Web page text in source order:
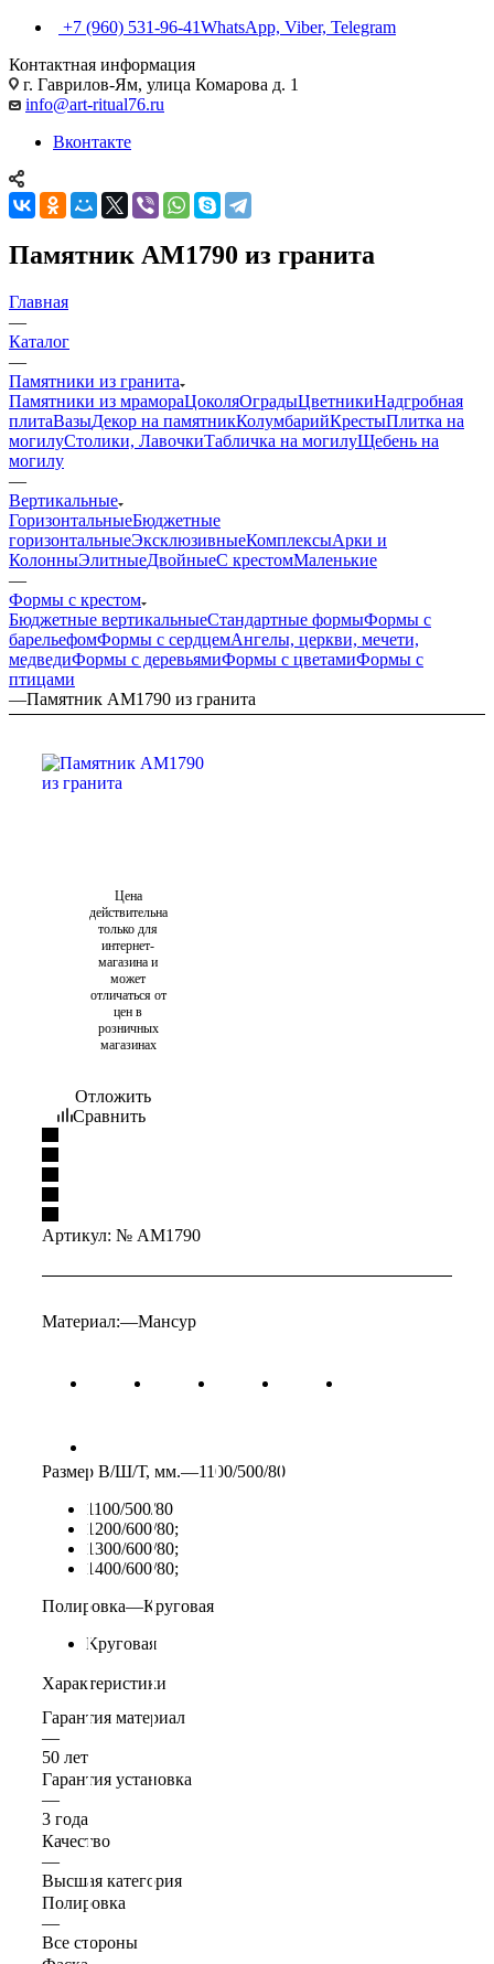
+7 (960) 531-96-41WhatsApp, Viber, Telegram
Контактная информация
г. Гаврилов-Ям, улица Комарова д. 1
info@art-ritual76.ru
Вконтакте
Памятник AM1790 из гранита
Главная
—
Каталог
—
Памятники из гранита
Памятники из мрамораЦоколяОградыЦветникиНадгробная
плитаВазыДекор на памятникКолумбарийКрестыПлитка на
могилуСтолики, ЛавочкиТабличка на могилуЩебень на
могилу
—
Вертикальные
ГоризонтальныеБюджетные
горизонтальныеЭксклюзивныеКомплексыАрки и
КолонныЭлитныеДвойныеС крестомМаленькие
—
Формы с крестом
Бюджетные вертикальныеСтандартные формыФормы с
барельефомФормы с сердцемАнгелы, церкви, мечети,
медведиФормы с деревьямиФормы с цветамиФормы с
птицами
—Памятник AM1790 из гранита
Цена
действительна
только для
интернет-
магазина и
может
отличаться от
цен в
розничных
магазинах
Отложить
Сравнить
Артикул: № AM1790
Материал:—Мансур
Размер В/Ш/Т, мм.—1100/500/80
1100/500/80
1200/600/80;
1300/600/80;
1400/600/80;
Полировка—Круговая
Круговая
Характеристики
Гарантия материал
—
50 лет
Гарантия установка
—
3 года
Качество
—
Высшая категория
Полировка
—
Все стороны